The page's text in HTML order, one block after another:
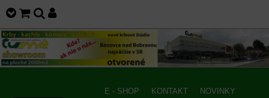
E - SHOP KONTAKT
NOVINKY